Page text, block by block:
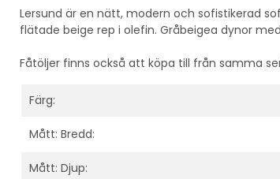
Lersund är en nätt, modern och sofistikerad
flätade beige rep i olefin. Gråbeigea dynor
Fåtöljer finns också att köpa till från samma
Färg:
Mått: Bredd:
Mått: Djup: